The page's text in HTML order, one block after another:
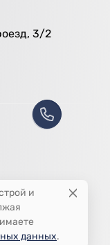
3/2
и
данных.